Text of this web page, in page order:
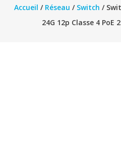
Accueil / Réseau / Switch /
24G 12p Classe 4 PoE